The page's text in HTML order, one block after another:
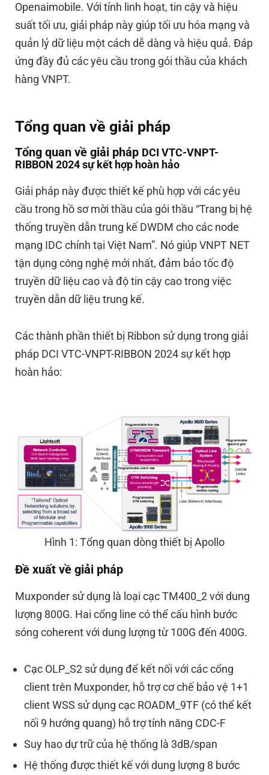
Openaimobile. Với tính linh hoạt, tin cậy và hiệu
suất tối ưu, giải pháp này giúp tối ưu hóa mạng và
quản lý dữ liệu một cách dễ dàng và hiệu quả. Đáp
ứng đầy đủ các yêu cầu trong gói thầu của khách
hàng VNPT.
Tổng quan về giải pháp
Tổng quan về giải pháp DCI VTC-VNPT-
RIBBON 2024 sự kết hợp hoàn hảo
Giải pháp này được thiết kế phù hợp với các yêu
cầu trong hồ sơ mời thầu của gói thầu “Trang bị hệ
thống truyền dẫn trung kế DWDM cho các node
mạng IDC chính tại Việt Nam”. Nó giúp VNPT NET
tận dụng công nghệ mới nhất, đảm bảo tốc độ
truyền dữ liệu cao và độ tin cậy cao trong việc
truyền dẫn dữ liệu trung kế.
Các thành phần thiết bị Ribbon sử dụng trong giải
pháp DCI VTC-VNPT-RIBBON 2024 sự kết hợp
hoàn hảo:
Hình 1: Tổng quan dòng thiết bị Apollo
Đề xuất về giải pháp
Muxponder sử dụng là loại cạc TM400_2 với dung
lượng 800G. Hai cổng line có thể cấu hình bước
sóng coherent với dung lượng từ 100G đến 400G.
Cạc OLP_S2 sử dụng để kết nối với các cổng
client trên Muxponder, hỗ trợ cơ chế bảo vệ 1+1
client WSS sử dụng cạc ROADM_9TF (có thể kết
nối 9 hướng quang) hỗ trợ tính năng CDC-F
Suy hao dự trữ của hệ thống là 3dB/span
Hệ thống được thiết kế với dung lượng 8 bước